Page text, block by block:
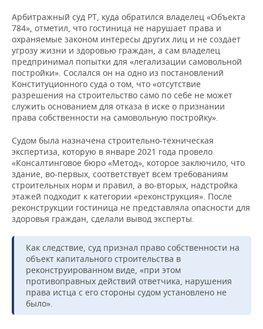
Арбитражный суд РТ, куда обратился владелец «Объекта
784», отметил, что гостиница не нарушает права и
охраняемые законом интересы других лиц и не создает
угрозу жизни и здоровью граждан, а сам владелец
предпринимал попытки для «легализации самовольной
постройки». Сослался он на одно из постановлений
Конституционного суда о том, что «отсутствие
разрешения на строительство само по себе не может
служить основанием для отказа в иске о признании
права собственности на самовольную постройку».
Судом была назначена строительно-техническая
экспертиза, которую в январе 2021 года провело
«Консалтинговое бюро «Метод», которое заключило, что
здание, во-первых, соответствует всем требованиям
строительных норм и правил, а во-вторых, надстройка
этажей подходит к категории «реконструкция». После
реконструкции гостиница не представляла опасности для
здоровья граждан, сделали вывод эксперты.
Как следствие, суд признал право собственности на
объект капитального строительства в
реконструированном виде, «при этом
противоправных действий ответчика, нарушения
права истца с его стороны судом установлено не
было».